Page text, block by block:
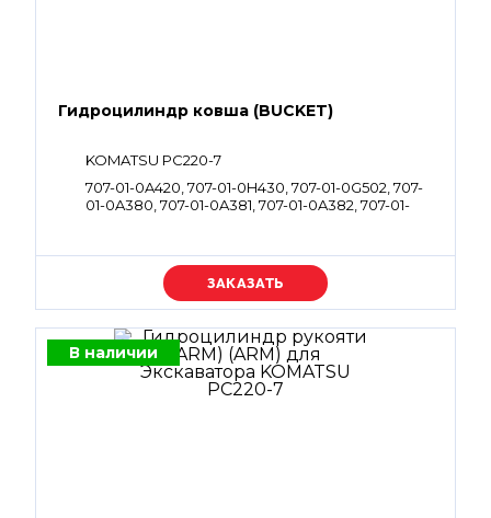
Гидроцилиндр ковша (BUCKET)
KOMATSU PC220-7
707-01-0A420, 707-01-0H430, 707-01-0G502, 707-
01-0A380, 707-01-0A381, 707-01-0A382, 707-01-
Уточняйте цену
В наличии